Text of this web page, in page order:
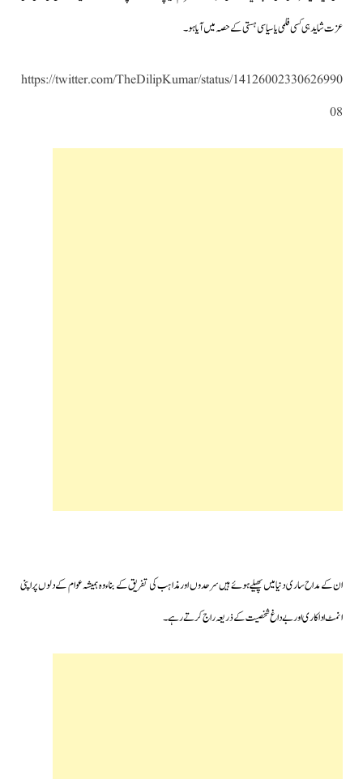
عزت شاید ہی کسی فلمی یا سیاسی ہستی کے حصہ میں آیا ہو۔
https://twitter.com/TheDilipKumar/status/14126002330626990
08
ان کے مداح ساری دنیا میں پھیلے ہوئے ہیں سرحدوں اور مذاہب کی تفریق کے بناء وہ ہمیشہ عوام کے دلوں پر اپنی
انمٹ اداکاری اور بے داغ شخصیت کے ذریعہ راج کرتے رہے۔